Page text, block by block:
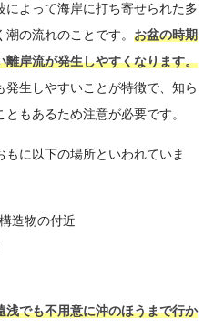
よって海岸に打ち寄せられた多
の流れのことです。 お盆の時期
岸流が発生しやすくなります。
生しやすいことが特徴で、知ら
もあるため注意が必要です。
に以下の場所といわれていま
造物の付近
でも不用意に沖のほうまで行か